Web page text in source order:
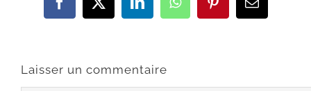
Facebook
X LinkedInWhatsAppPinterestEmail
Laisser un commentaire